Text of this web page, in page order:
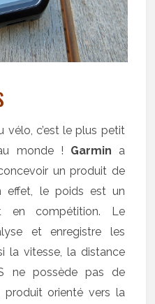
vélo, c’est le plus petit
monde ! Garmin a
un produit de
effet, le poids est un
en compétition. Le
et enregistre les
la vitesse, la distance
ne possède pas de
produit orienté vers la